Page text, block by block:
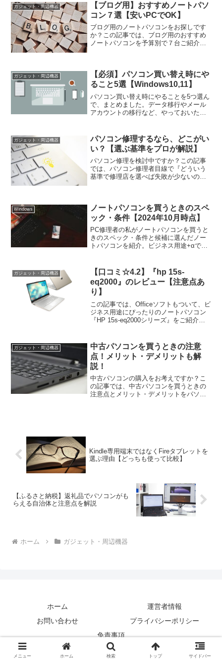
ガジェット・周辺機器
【ブログ用】おすすめノートパソ
コン７選【安いPCでOK】
ブログ用のノートパソコンをお探しです
か？この記事では、ブログ用のおすすめ
ノートパソコンを予算別で７台ご紹介を
ガジェット・周辺機器
【必須】パソコン買い替え時にや
ること5選【Windows10,11】
パソコン買い替え時にやることを5つ選ん
で、まとめました。データ移行やメール
アカウントの移行など、やっておいたほ
で一度確認してみましょう。
ガジェット・周辺機器
パソコン修理するなら、どこがい
い？【選ぶ基準をプロが解説】
パソコン修理を検討中ですか？この記事
では、パソコン修理者目線で『どういう
基準で修理店を選べば失敗が少ないの
Windows
ノートパソコンを買うときのスペ
ック・条件【2024年10月時点】
PC修理者の私がノートパソコンを買うと
きのスペック・条件と候補に選んだノー
トパソコンを紹介。ビジネス用途+αで探
ガジェット・周辺機器
【口コミ☆4.2】『hp 15s-
eq2000』のレビュー【注意点あ
り】
この記事では、Officeソフトもついて、ビ
ジネス用途にぴったりのノートパソコン
『HP 15s-eq2000シリーズ』をご紹介し
ぜひご覧ください。
ガジェット・周辺機器
中古パソコンを買うときの注意
点！メリット・デメリットも解
説！
中古パソコンの購入をお考えですか？こ
の記事では、中古パソコンを買うときの
注意点とメリット・デメリットをパソコ
Kindle専用端末ではなくFireタブレットを
選ぶ理由【どっちも使って比較】
【ふるさと納税】返礼品でパソコンがも
らえる自治体と注意点を解説
ホーム ガジェット・周辺機器
ホーム
運営者情報
お問い合わせ
プライバシーポリシー
免責事項
Copyright © 2020 PCブログ All Rights Reserved.
メニュー ホーム 検索 トップ サイドバー